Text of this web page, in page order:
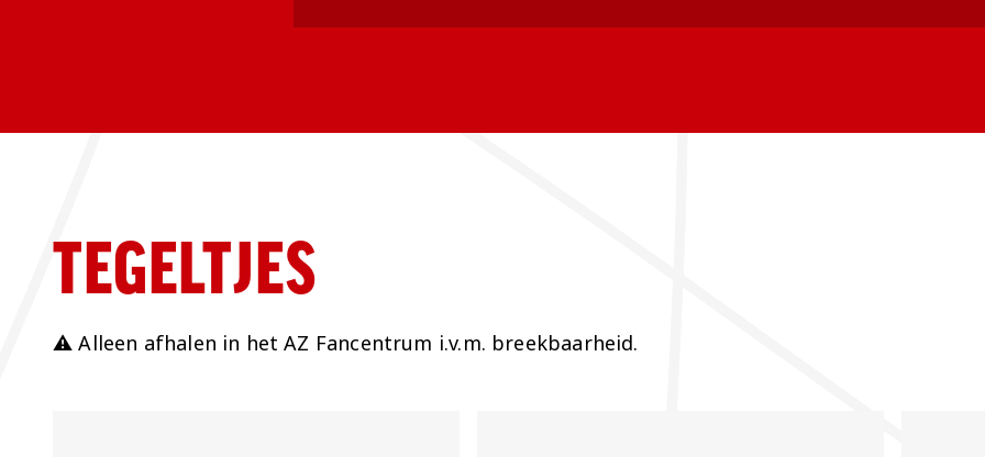
TEGELTJES
⚠️ Alleen afhalen in het AZ Fancentrum i.v.m. breekbaarheid.